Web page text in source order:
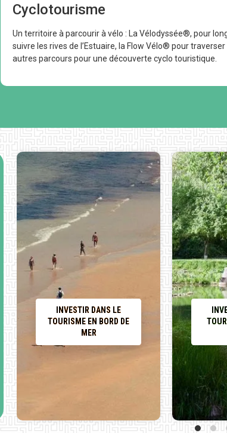
Cyclotourisme
Un territoire à parcourir à vélo : La Vélodyssée®, pour
suivre les rives de l’Estuaire, la Flow Vélo® pour
autres parcours pour une découverte cyclo touristique.
INVESTIR DANS LE
TOURISME EN BORD DE
MER